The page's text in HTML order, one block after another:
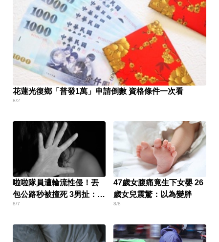
花蓮光復鄉「普發1萬」申請倒數 資格條件一次看
8/2
啦啦隊員遭輪流性侵！丟
包公路秒被撞死 3男扯：她
自願的
8/7
47歲女腹痛竟生下女嬰 26
歲女兒震驚：以為變胖
8/8